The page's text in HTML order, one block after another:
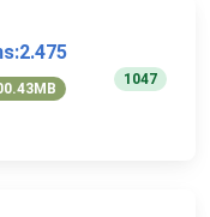
1047